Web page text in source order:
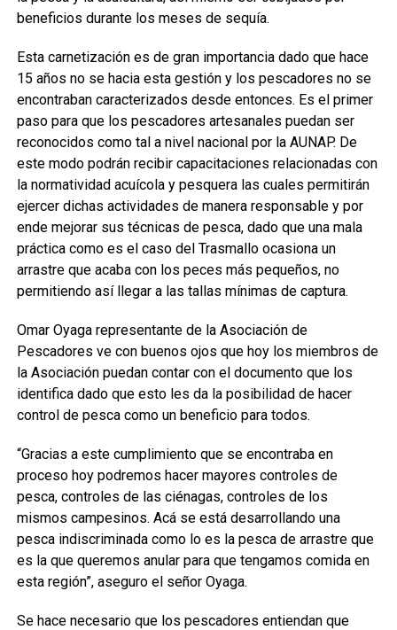
beneficios durante los meses de sequía.
Esta carnetización es de gran importancia dado que hace
15 años no se hacia esta gestión y los pescadores no se
encontraban caracterizados desde entonces. Es el primer
paso para que los pescadores artesanales puedan ser
reconocidos como tal a nivel nacional por la AUNAP. De
este modo podrán recibir capacitaciones relacionadas con
la normatividad acuícola y pesquera las cuales permitirán
ejercer dichas actividades de manera responsable y por
ende mejorar sus técnicas de pesca, dado que una mala
práctica como es el caso del Trasmallo ocasiona un
arrastre que acaba con los peces más pequeños, no
permitiendo así llegar a las tallas mínimas de captura.
Omar Oyaga representante de la Asociación de
Pescadores ve con buenos ojos que hoy los miembros de
la Asociación puedan contar con el documento que los
identifica dado que esto les da la posibilidad de hacer
control de pesca como un beneficio para todos.
“Gracias a este cumplimiento que se encontraba en
proceso hoy podremos hacer mayores controles de
pesca, controles de las ciénagas, controles de los
mismos campesinos. Acá se está desarrollando una
pesca indiscriminada como lo es la pesca de arrastre que
es la que queremos anular para que tengamos comida en
esta región”, aseguro el señor Oyaga.
Se hace necesario que los pescadores entiendan que